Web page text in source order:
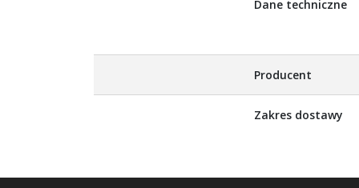
Dane techniczne
Producent
Zakres dostawy